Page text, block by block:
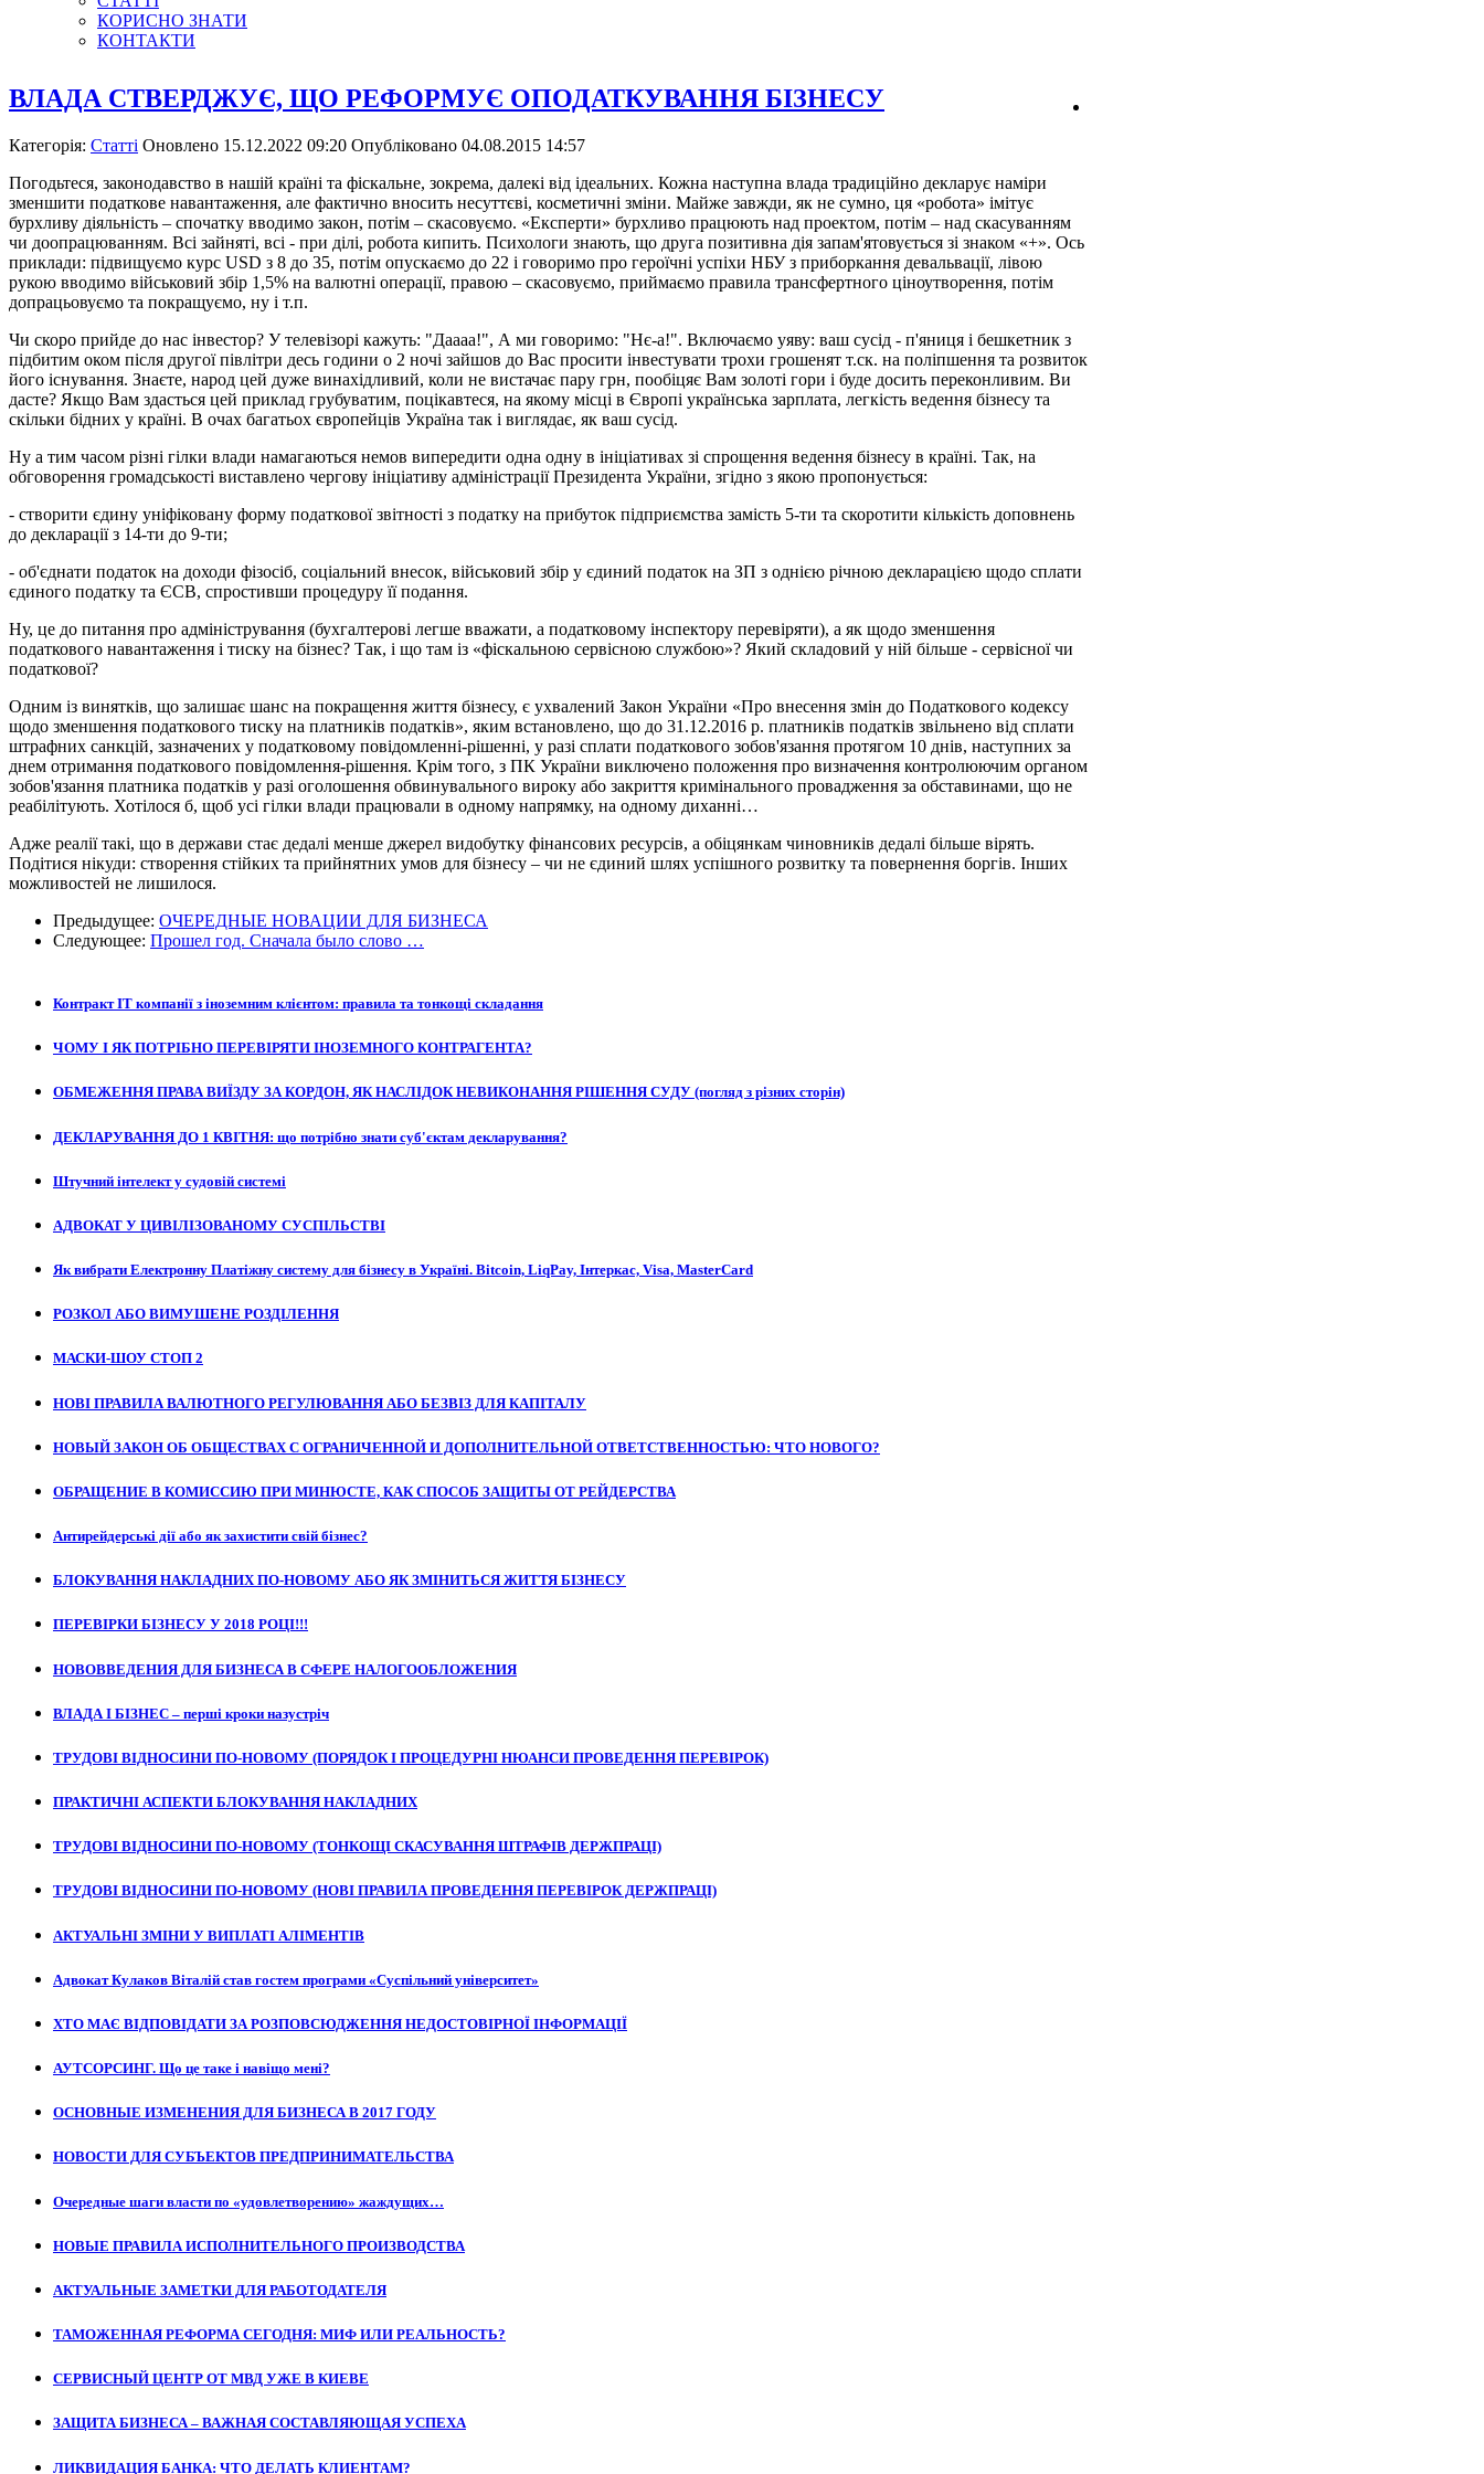
КОРИСНО ЗНАТИ
КОНТАКТИ
ВЛАДА СТВЕРДЖУЄ, ЩО РЕФОРМУЄ ОПОДАТКУВАННЯ БІЗНЕСУ
Категорія: Статті Оновлено 15.12.2022 09:20 Опубліковано 04.08.2015 14:57
Погодьтеся, законодавство в нашій країні та фіскальне, зокрема, далекі від ідеальних. Кожна наступна влада традиційно декларує наміри
зменшити податкове навантаження, але фактично вносить несуттєві, косметичні зміни. Майже завжди, як не сумно, ця «робота» імітує
бурхливу діяльність – спочатку вводимо закон, потім – скасовуємо. «Експерти» бурхливо працюють над проектом, потім – над скасуванням
чи доопрацюванням. Всі зайняті, всі - при ділі, робота кипить. Психологи знають, що друга позитивна дія запам'ятовується зі знаком «+». Ось
приклади: підвищуємо курс USD з 8 до 35, потім опускаємо до 22 і говоримо про героїчні успіхи НБУ з приборкання девальвації, лівою
рукою вводимо військовий збір 1,5% на валютні операції, правою – скасовуємо, приймаємо правила трансфертного ціноутворення, потім
допрацьовуємо та покращуємо, ну і т.п.
Чи скоро прийде до нас інвестор? У телевізорі кажуть: "Даааа!", А ми говоримо: "Нє-а!". Включаємо уяву: ваш сусід - п'яниця і бешкетник з
підбитим оком після другої півлітри десь години о 2 ночі зайшов до Вас просити інвестувати трохи грошенят т.ск. на поліпшення та розвиток
його існування. Знаєте, народ цей дуже винахідливий, коли не вистачає пару грн, пообіцяє Вам золоті гори і буде досить переконливим. Ви
дасте? Якщо Вам здасться цей приклад грубуватим, поцікавтеся, на якому місці в Європі українська зарплата, легкість ведення бізнесу та
скільки бідних у країні. В очах багатьох європейців Україна так і виглядає, як ваш сусід.
Ну а тим часом різні гілки влади намагаються немов випередити одна одну в ініціативах зі спрощення ведення бізнесу в країні. Так, на
обговорення громадськості виставлено чергову ініціативу адміністрації Президента України, згідно з якою пропонується:
- створити єдину уніфіковану форму податкової звітності з податку на прибуток підприємства замість 5-ти та скоротити кількість доповнень
до декларації з 14-ти до 9-ти;
- об'єднати податок на доходи фізосіб, соціальний внесок, військовий збір у єдиний податок на ЗП з однією річною декларацією щодо сплати
єдиного податку та ЄСВ, спростивши процедуру її подання.
Ну, це до питання про адміністрування (бухгалтерові легше вважати, а податковому інспектору перевіряти), а як щодо зменшення
податкового навантаження і тиску на бізнес? Так, і що там із «фіскальною сервісною службою»? Який складовий у ній більше - сервісної чи
податкової?
Одним із винятків, що залишає шанс на покращення життя бізнесу, є ухвалений Закон України «Про внесення змін до Податкового кодексу
щодо зменшення податкового тиску на платників податків», яким встановлено, що до 31.12.2016 р. платників податків звільнено від сплати
штрафних санкцій, зазначених у податковому повідомленні-рішенні, у разі сплати податкового зобов'язання протягом 10 днів, наступних за
днем отримання податкового повідомлення-рішення. Крім того, з ПК України виключено положення про визначення контролюючим органом
зобов'язання платника податків у разі оголошення обвинувального вироку або закриття кримінального провадження за обставинами, що не
реабілітують. Хотілося б, щоб усі гілки влади працювали в одному напрямку, на одному диханні…
Адже реалії такі, що в держави стає дедалі менше джерел видобутку фінансових ресурсів, а обіцянкам чиновників дедалі більше вірять.
Подітися нікуди: створення стійких та прийнятних умов для бізнесу – чи не єдиний шлях успішного розвитку та повернення боргів. Інших
можливостей не лишилося.
Предыдущее: ОЧЕРЕДНЫЕ НОВАЦИИ ДЛЯ БИЗНЕСА
Следующее: Прошел год. Сначала было слово …
Контракт ІТ компанії з іноземним клієнтом: правила та тонкощі складання
ЧОМУ І ЯК ПОТРІБНО ПЕРЕВІРЯТИ ІНОЗЕМНОГО КОНТРАГЕНТА?
ОБМЕЖЕННЯ ПРАВА ВИЇЗДУ ЗА КОРДОН, ЯК НАСЛІДОК НЕВИКОНАННЯ РІШЕННЯ СУДУ (погляд з різних сторін)
ДЕКЛАРУВАННЯ ДО 1 КВІТНЯ: що потрібно знати суб'єктам декларування?
Штучний інтелект у судовій системі
АДВОКАТ У ЦИВІЛІЗОВАНОМУ СУСПІЛЬСТВІ
Як вибрати Електронну Платіжну систему для бізнесу в Україні. Bitcoin, LiqPay, Інтеркас, Visa, MasterCard
РОЗКОЛ АБО ВИМУШЕНЕ РОЗДІЛЕННЯ
МАСКИ-ШОУ СТОП 2
НОВІ ПРАВИЛА ВАЛЮТНОГО РЕГУЛЮВАННЯ АБО БЕЗВІЗ ДЛЯ КАПІТАЛУ
НОВЫЙ ЗАКОН ОБ ОБЩЕСТВАХ С ОГРАНИЧЕННОЙ И ДОПОЛНИТЕЛЬНОЙ ОТВЕТСТВЕННОСТЬЮ: ЧТО НОВОГО?
ОБРАЩЕНИЕ В КОМИССИЮ ПРИ МИНЮСТЕ, КАК СПОСОБ ЗАЩИТЫ ОТ РЕЙДЕРСТВА
Антирейдерські дії або як захистити свій бізнес?
БЛОКУВАННЯ НАКЛАДНИХ ПО-НОВОМУ АБО ЯК ЗМІНИТЬСЯ ЖИТТЯ БІЗНЕСУ
ПЕРЕВІРКИ БІЗНЕСУ У 2018 РОЦІ!!!
НОВОВВЕДЕНИЯ ДЛЯ БИЗНЕСА В СФЕРЕ НАЛОГООБЛОЖЕНИЯ
ВЛАДА І БІЗНЕС – перші кроки назустріч
ТРУДОВІ ВІДНОСИНИ ПО-НОВОМУ (ПОРЯДОК І ПРОЦЕДУРНІ НЮАНСИ ПРОВЕДЕННЯ ПЕРЕВІРОК)
ПРАКТИЧНІ АСПЕКТИ БЛОКУВАННЯ НАКЛАДНИХ
ТРУДОВІ ВІДНОСИНИ ПО-НОВОМУ (ТОНКОЩІ СКАСУВАННЯ ШТРАФІВ ДЕРЖПРАЦІ)
ТРУДОВІ ВІДНОСИНИ ПО-НОВОМУ (НОВІ ПРАВИЛА ПРОВЕДЕННЯ ПЕРЕВІРОК ДЕРЖПРАЦІ)
АКТУАЛЬНІ ЗМІНИ У ВИПЛАТІ АЛІМЕНТІВ
Адвокат Кулаков Віталій став гостем програми «Суспільний університет»
ХТО МАЄ ВІДПОВІДАТИ ЗА РОЗПОВСЮДЖЕННЯ НЕДОСТОВІРНОЇ ІНФОРМАЦІЇ
АУТСОРСИНГ. Що це таке і навіщо мені?
ОСНОВНЫЕ ИЗМЕНЕНИЯ ДЛЯ БИЗНЕСА В 2017 ГОДУ
НОВОСТИ ДЛЯ СУБЪЕКТОВ ПРЕДПРИНИМАТЕЛЬСТВА
Очередные шаги власти по «удовлетворению» жаждущих…
НОВЫЕ ПРАВИЛА ИСПОЛНИТЕЛЬНОГО ПРОИЗВОДСТВА
АКТУАЛЬНЫЕ ЗАМЕТКИ ДЛЯ РАБОТОДАТЕЛЯ
ТАМОЖЕННАЯ РЕФОРМА СЕГОДНЯ: МИФ ИЛИ РЕАЛЬНОСТЬ?
СЕРВИСНЫЙ ЦЕНТР ОТ МВД УЖЕ В КИЕВЕ
ЗАЩИТА БИЗНЕСА – ВАЖНАЯ СОСТАВЛЯЮЩАЯ УСПЕХА
ЛИКВИДАЦИЯ БАНКА: ЧТО ДЕЛАТЬ КЛИЕНТАМ?